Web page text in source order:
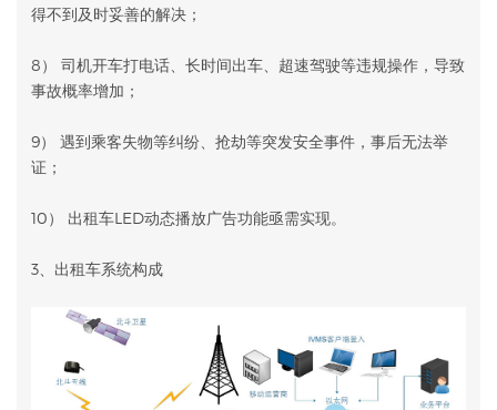
得不到及时妥善的解决；
8） 司机开车打电话、长时间出车、超速驾驶等违规操作，导致
事故概率增加；
9） 遇到乘客失物等纠纷、抢劫等突发安全事件，事后无法举
证；
10） 出租车LED动态播放广告功能亟需实现。
3、出租车系统构成